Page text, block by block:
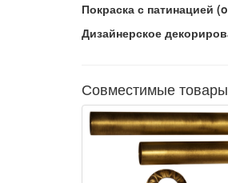
Покраска с патинацией
Дизайнерское
Совместимые товары